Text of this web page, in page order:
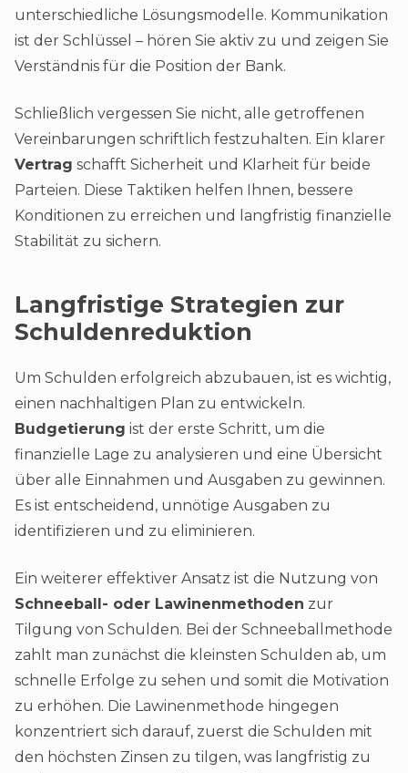
unterschiedliche Lösungsmodelle. Kommunikation
ist der Schlüssel – hören Sie aktiv zu und zeigen Sie
Verständnis für die Position der Bank.
Schließlich vergessen Sie nicht, alle getroffenen
Vereinbarungen schriftlich festzuhalten. Ein klarer
Vertrag schafft Sicherheit und Klarheit für beide
Parteien. Diese Taktiken helfen Ihnen, bessere
Konditionen zu erreichen und langfristig finanzielle
Stabilität zu sichern.
Langfristige Strategien zur
Schuldenreduktion
Um Schulden erfolgreich abzubauen, ist es wichtig,
einen nachhaltigen Plan zu entwickeln.
Budgetierung ist der erste Schritt, um die
finanzielle Lage zu analysieren und eine Übersicht
über alle Einnahmen und Ausgaben zu gewinnen.
Es ist entscheidend, unnötige Ausgaben zu
identifizieren und zu eliminieren.
Ein weiterer effektiver Ansatz ist die Nutzung von
Schneeball- oder Lawinenmethoden zur
Tilgung von Schulden. Bei der Schneeballmethode
zahlt man zunächst die kleinsten Schulden ab, um
schnelle Erfolge zu sehen und somit die Motivation
zu erhöhen. Die Lawinenmethode hingegen
konzentriert sich darauf, zuerst die Schulden mit
den höchsten Zinsen zu tilgen, was langfristig zu